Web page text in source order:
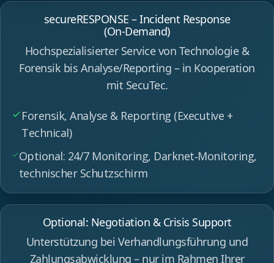
secureRESPONSE – Incident Response
(On‑Demand)
Hochspezialisierter Service von Technologie &
Forensik bis Analyse/Reporting – in Kooperation
mit SecuTec.
Forensik, Analyse & Reporting (Executive +
Technical)
Optional: 24/7 Monitoring, Darknet‑Monitoring,
technischer Schutzschirm
Optional: Negotiation & Crisis Support
Unterstützung bei Verhandlungsführung und
Zahlungsabwicklung – nur im Rahmen Ihrer